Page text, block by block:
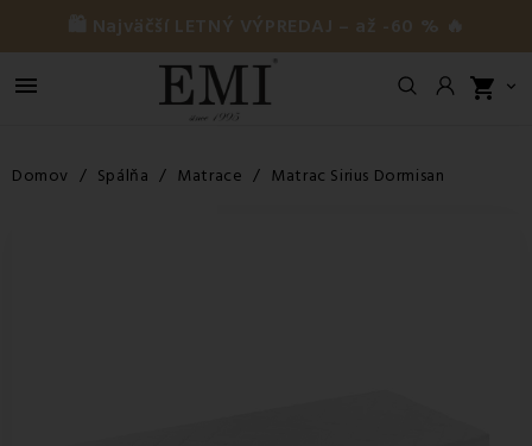
🛍️ Najväčší LETNÝ VÝPREDAJ – až -60 % 🔥
 shopping_cart 
Domov Spálňa Matrace Matrac Sirius Dormisan